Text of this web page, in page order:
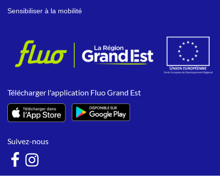
Sensibiliser à la mobilité
Télécharger l'application Fluo Grand Est
Suivez-nous